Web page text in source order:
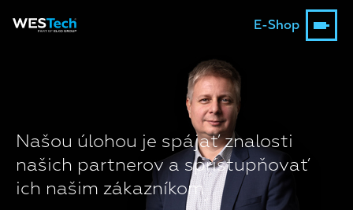
E-Shop
Našou úlohou je spájať znalosti
našich partnerov a sprístupňovať
ich našim zákazníkom